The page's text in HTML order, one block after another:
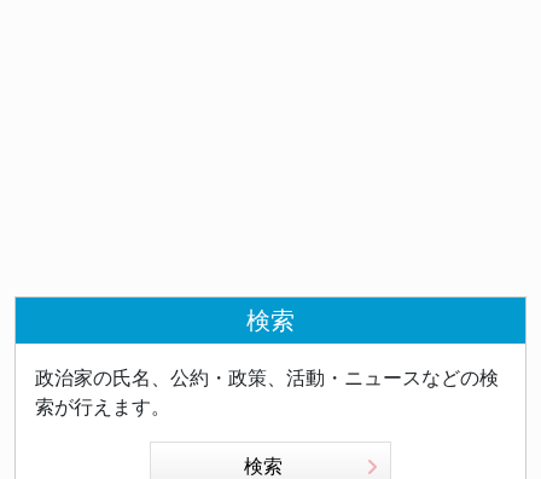
検索
政治家の氏名、公約・政策、活動・ニュースなどの検
索が行えます。
検索